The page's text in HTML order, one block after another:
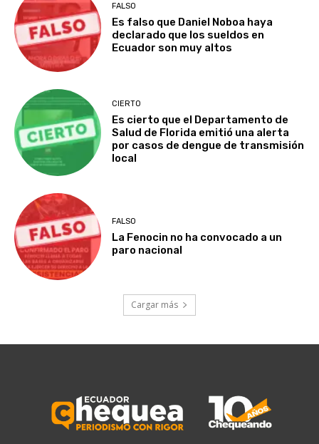
FALSO
Es falso que Daniel Noboa haya
declarado que los sueldos en
Ecuador son muy altos
CIERTO
Es cierto que el Departamento de
Salud de Florida emitió una alerta
por casos de dengue de transmisión
local
FALSO
La Fenocin no ha convocado a un
paro nacional
Cargar más